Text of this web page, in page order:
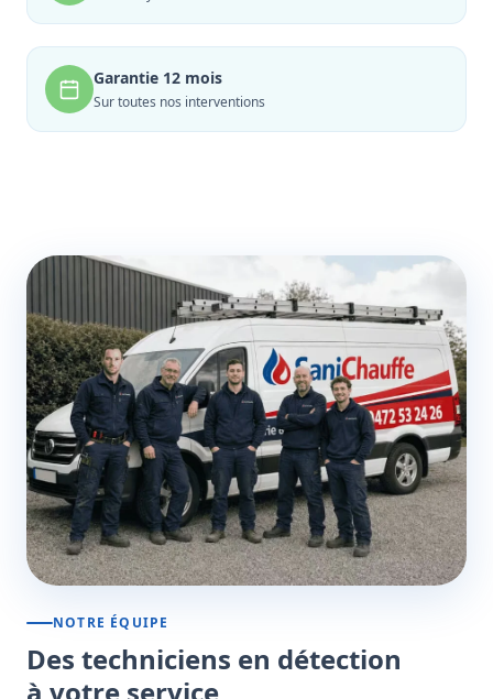
Garantie 12 mois
Sur toutes nos interventions
NOTRE ÉQUIPE
Des techniciens en détection